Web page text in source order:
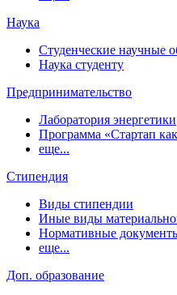
Наука
Студенческие научные
Наука студенту
Предпринимательство
Лаборатория энергетики
Программа «Стартап
еще...
Стипендия
Виды стипендии
Иные виды
Нормативные
еще...
Доп. образование